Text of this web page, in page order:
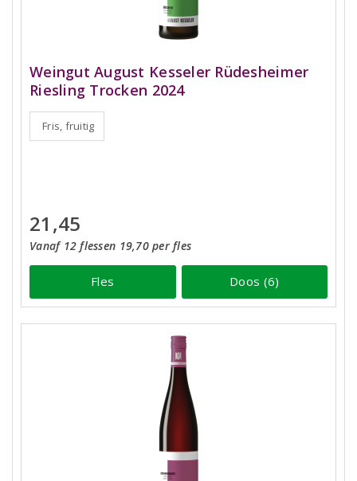
Weingut August Kesseler Rüdesheimer
Riesling Trocken 2024
Fris, fruitig
21,45
Vanaf 12 flessen 19,70 per fles
Fles Doos (6)